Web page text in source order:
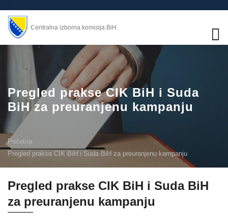
Centralna izborna komisija BiH
Pregled prakse CIK BiH i Suda
BiH za preuranjenu kampanju
Početna
Pregled prakse CIK BiH i Suda BiH za preuranjenu kampanju
Pregled prakse CIK BiH i Suda BiH
za preuranjenu kampanju